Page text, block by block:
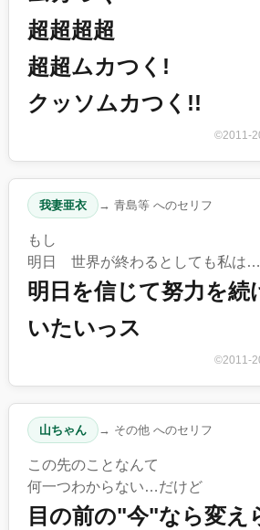
超超超超
超超ムカつく!
クッソムカつく!!
©2011-
我妻亜衣 → 青島等 へのセリフ
もし
明日 世界が終わるとしても私は
明日を信じて努力を続
いたいっス
©2011-
山ちゃん → その他 へのセリフ
この先のことなんて
何一つわからない…だけど
目の前の"今"なら変え